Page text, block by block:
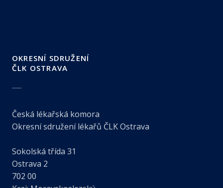
OKRESNÍ SDRUŽENÍ
ČLK OSTRAVA
Česká lékařská komora
Okresní sdružení lékařů ČLK Ostrava
Sokolská třída 31
Ostrava 2
702 00